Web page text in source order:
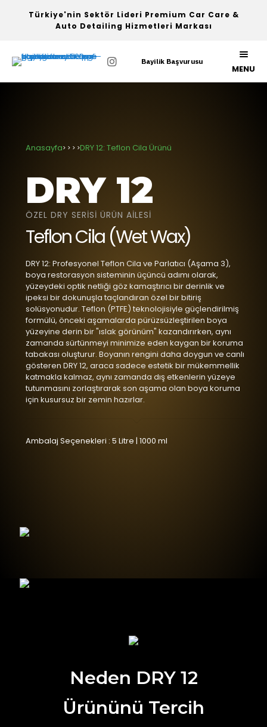
Türkiye'nin Sektör Lideri Premium Car Care &
Auto Detailing Hizmetleri Markası
Bayilik Başvurusu
MENU
Anasayfa> > > >DRY 12: Teflon Cila Ürünü
DRY 12
ÖZEL DRY SERİSİ ÜRÜN AİLESİ
Teflon Cila (Wet Wax)
DRY 12: Profesyonel Teflon Cila ve Parlatıcı (Aşama 3),
boya restorasyon sisteminin üçüncü adımı olarak,
yüzeydeki optik netliği göz kamaştırıcı bir derinlik ve
ipeksi bir dokunuşla taçlandıran özel bir bitiriş
solüsyonudur. Teflon (PTFE) teknolojisiyle güçlendirilmiş
formülü, önceki aşamalarda pürüzsüzleştirilen boya
yüzeyine derin bir "ıslak görünüm" kazandırırken, aynı
zamanda sürtünmeyi minimize eden kaygan bir koruma
tabakası oluşturur. Boyanın rengini daha doygun ve canlı
gösteren DRY 12, araca sadece estetik bir mükemmellik
katmakla kalmaz, aynı zamanda dış etkenlerin yüzeye
tutunmasını zorlaştırarak son aşama olan boya koruma
için kusursuz bir zemin hazırlar.
Ambalaj Seçenekleri : 5 Litre | 1000 ml
Neden DRY 12
Ürününü Tercih
Sonrası Hizmetleri Ekosistemi. Akademi Eğitimleri, PPF